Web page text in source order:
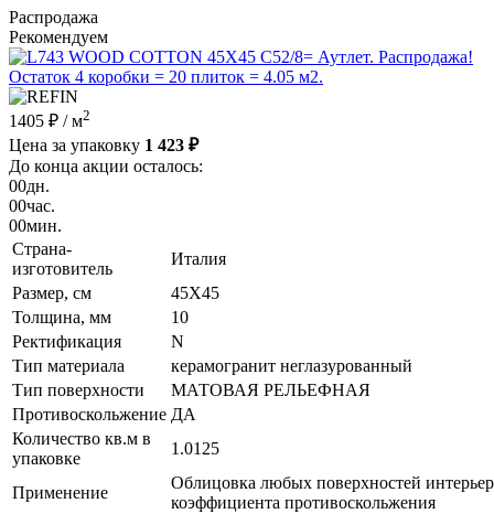
Распродажа
Рекомендуем
1405 ₽ / м2
Цена за упаковку 1 423 ₽
До конца акции осталось:
00дн.
00час.
00мин.
Страна-
изготовитель
Италия
Размер, см
45X45
Толщина, мм
10
Ректификация
N
Тип материала
керамогранит неглазурованный
Тип поверхности
МАТОВАЯ РЕЛЬЕФНАЯ
Противоскольжение ДА
Количество кв.м в
упаковке
1.0125
Применение
Облицовка любых поверхностей
коэффициента противоскольжения